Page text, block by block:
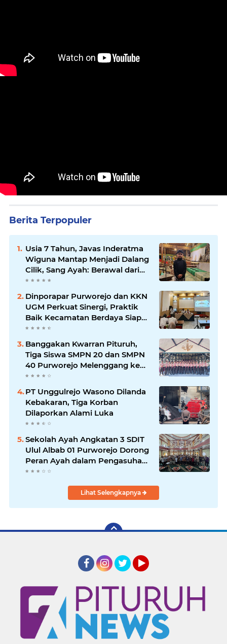
Berita Terpopuler
Usia 7 Tahun, Javas Inderatma
Wiguna Mantap Menjadi Dalang
Cilik, Sang Ayah: Berawal dari
Menonton Wayang di YouTube
Dinporapar Purworejo dan KKN
UGM Perkuat Sinergi, Praktik
Baik Kecamatan Berdaya Siap
Direplikasi
Banggakan Kwarran Pituruh,
Tiga Siswa SMPN 20 dan SMPN
40 Purworejo Melenggang ke
Jamnas Cibubur
PT Unggulrejo Wasono Dilanda
Kebakaran, Tiga Korban
Dilaporkan Alami Luka
Sekolah Ayah Angkatan 3 SDIT
Ulul Albab 01 Purworejo Dorong
Peran Ayah dalam Pengasuhan
Anak
Lihat Selengkapnya